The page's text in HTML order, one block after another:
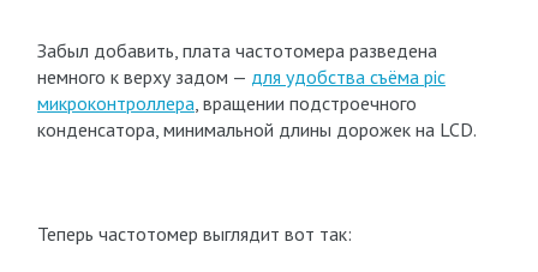
Забыл добавить, плата частотомера разведена
немного к верху задом — для удобства съёма pic
микроконтроллера, вращении подстроечного
конденсатора, минимальной длины дорожек на LCD.
Теперь частотомер выглядит вот так: